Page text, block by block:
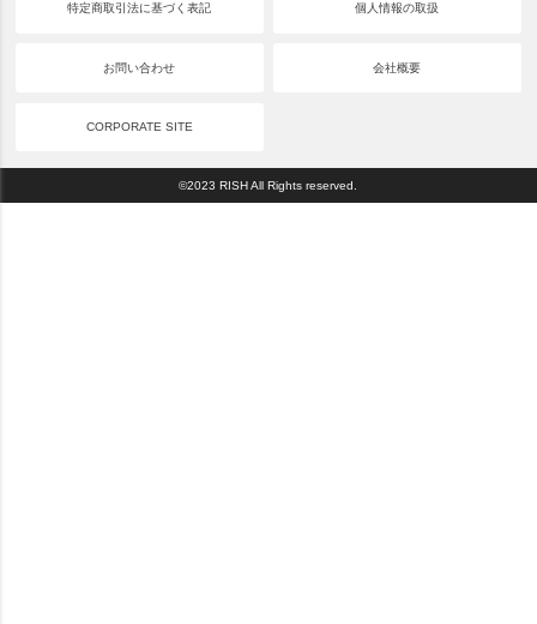
特定商取引法に基づく表記 個人情報の取扱
お問い合わせ 会社概要
CORPORATE SITE
©2023 RISH All Rights reserved.